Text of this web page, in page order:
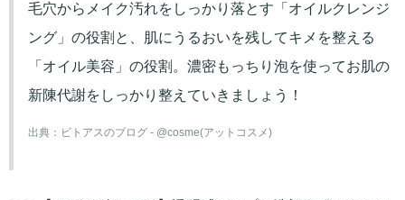
毛穴からメイク汚れをしっかり落とす「オイルクレンジ
ング」の役割と、肌にうるおいを残してキメを整える
「オイル美容」の役割。濃密もっちり泡を使ってお肌の
新陳代謝をしっかり整えていきましょう！
出典： ビトアスのブログ - @cosme(アットコスメ)